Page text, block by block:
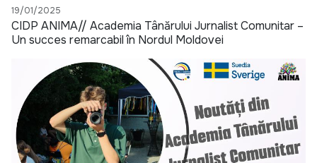
19/01/2025
CIDP ANIMA// Academia Tânărului Jurnalist Comunitar –
Un succes remarcabil în Nordul Moldovei